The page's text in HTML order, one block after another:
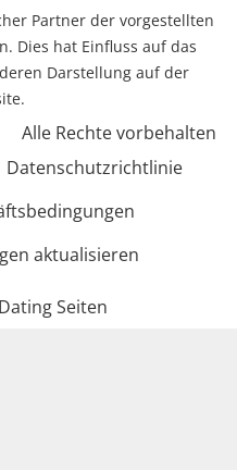
Partner der vorgestellten
Dies hat Einfluss auf das
Darstellung auf der
Alle Rechte vorbehalten
Datenschutzrichtlinie
aktualisieren
Seiten